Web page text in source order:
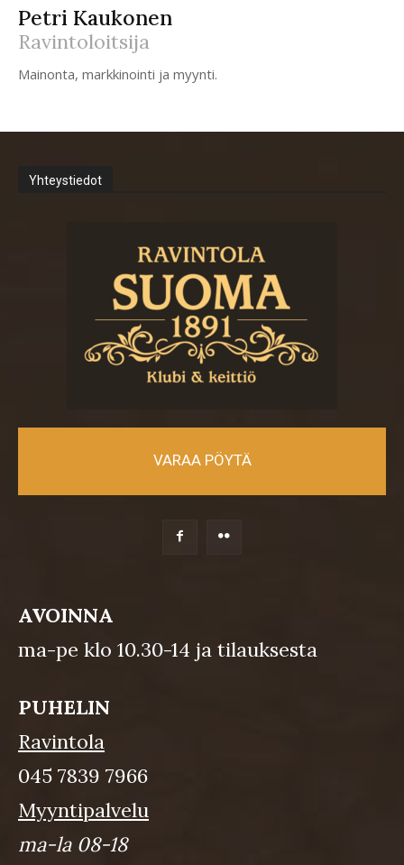
Petri Kaukonen
Ravintoloitsija
Mainonta, markkinointi ja myynti.
Yhteystiedot
VARAA PÖYTÄ
AVOINNA
ma-pe klo 10.30-14 ja tilauksesta
PUHELIN
Ravintola
045 7839 7966
Myyntipalvelu
ma-la 08-18